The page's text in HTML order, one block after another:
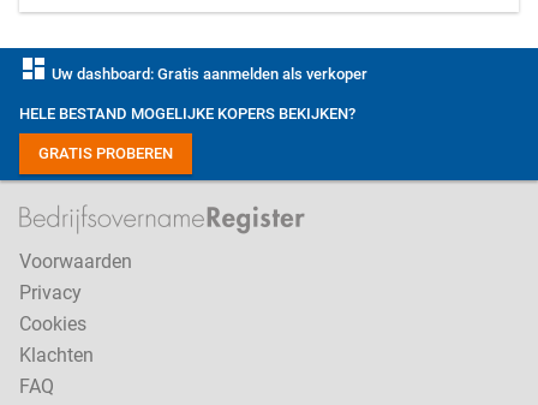
dashboard Uw dashboard: Gratis aanmelden als verkoper
HELE BESTAND MOGELIJKE KOPERS BEKIJKEN?
GRATIS PROBEREN
Voorwaarden
Privacy
Cookies
Klachten
FAQ